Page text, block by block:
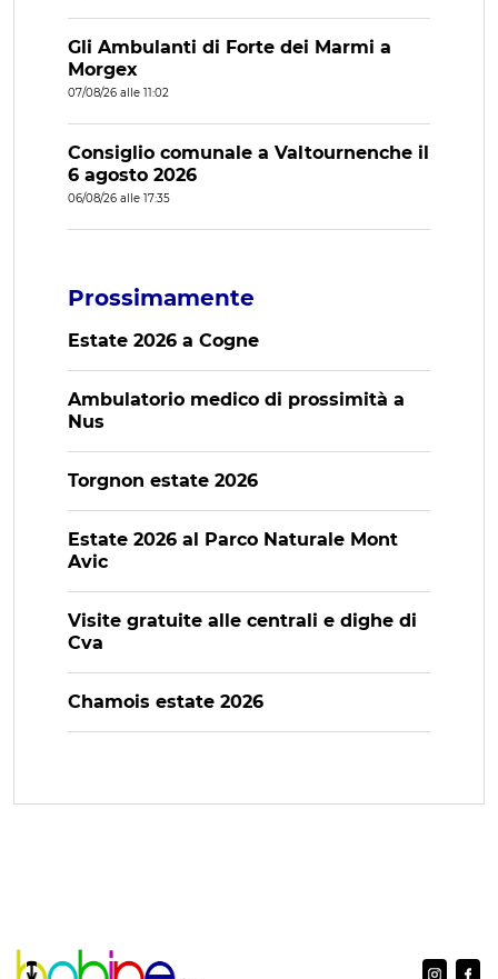
Gli Ambulanti di Forte dei Marmi a
Morgex
07/08/26 alle 11:02
Consiglio comunale a Valtournenche il
6 agosto 2026
06/08/26 alle 17:35
Prossimamente
Estate 2026 a Cogne
Ambulatorio medico di prossimità a
Nus
Torgnon estate 2026
Estate 2026 al Parco Naturale Mont
Avic
Visite gratuite alle centrali e dighe di
Cva
Chamois estate 2026